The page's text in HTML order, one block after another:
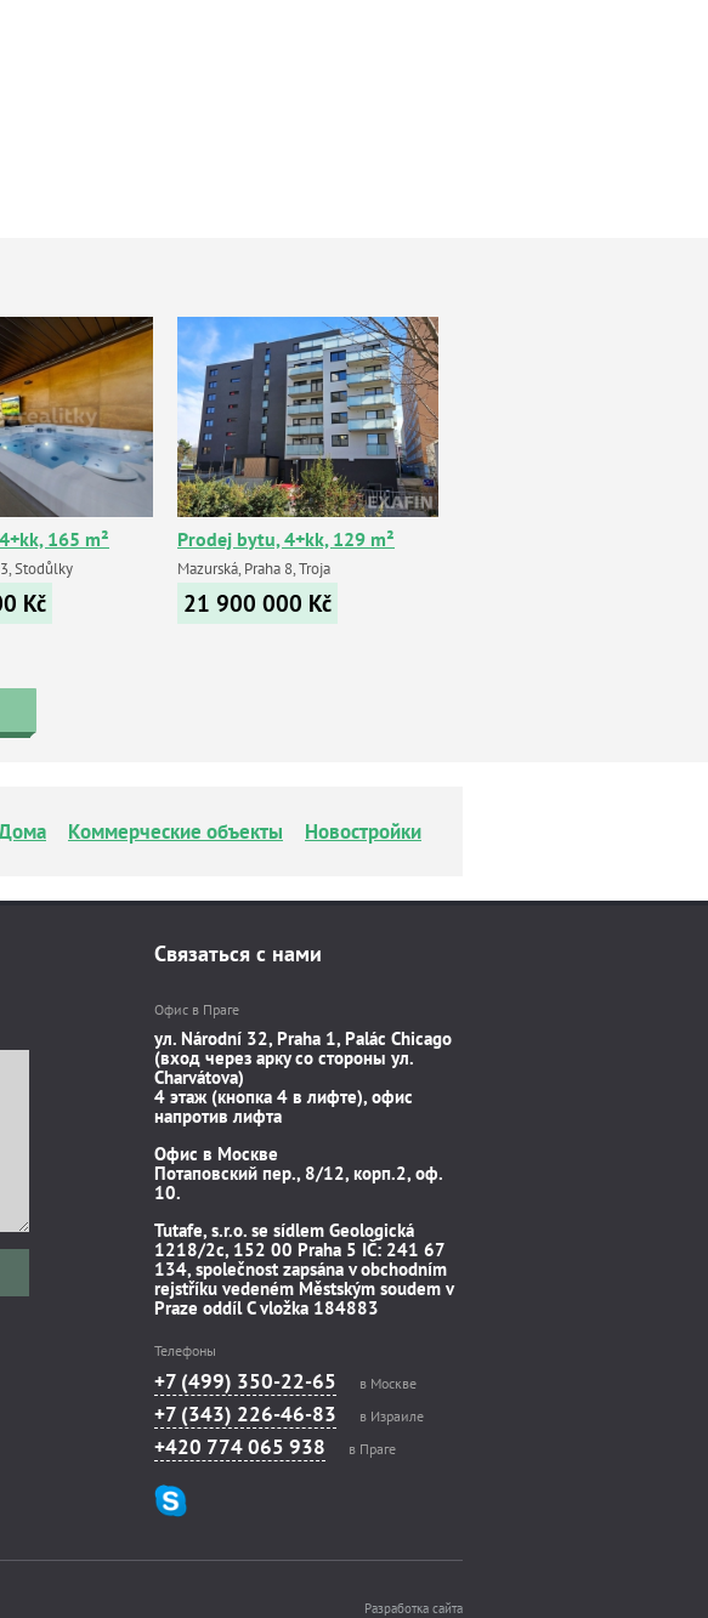
165 m²
Stodůlky
Kč
Prodej bytu, 4+kk, 129 m²
Mazurská, Praha 8, Troja
21 900 000 Kč
Коммерческие объекты Новостройки
Связаться с нами
Офис в Праге
ул. Národní 32, Praha 1, Palác Chicago
(вход через арку со стороны ул.
Charvátova)
4 этаж (кнопка 4 в лифте), офис
напротив лифта
Офис в Москве
Потаповский пер., 8/12, корп.2, оф.
10.
Tutafe, s.r.o. se sídlem Geologická
1218/2c, 152 00 Praha 5 IČ: 241 67
134, společnost zapsána v obchodním
rejstříku vedeném Městským soudem v
Praze oddíl C vložka 184883
Телефоны
+7 (499) 350-22-65 в Москве
+7 (343) 226-46-83 в Израиле
+420 774 065 938 в Праге
Разработка сайта